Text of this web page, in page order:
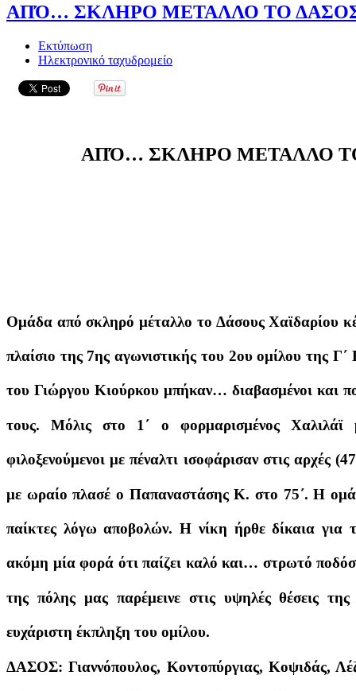
ΑΠΌ… ΣΚΛΗΡΟ ΜΕΤΑΛΛΟ ΤΟ ΔΑΣΟΣ
Εκτύπωση
Ηλεκτρονικό ταχυδρομείο
ΑΠΌ… ΣΚΛΗΡΟ ΜΕΤΑΛΛΟ
Ομάδα από σκληρό μέταλλο το Δάσους Χαϊδαρίου
πλαίσιο της 7ης αγωνιστικής του 2ου ομίλου της
του Γιώργου Κιούρκου μπήκαν… διαβασμένοι και
τους. Μόλις στο 1΄ ο φορμαρισμένος
φιλοξενούμενοι με πέναλτι ισοφάρισαν στις αρχές
με ωραίο πλασέ ο Παπαναστάσης Κ. στο 75΄. Η
παίκτες λόγω αποβολών. Η νίκη ήρθε δίκαια για
ακόμη μία φορά ότι παίζει καλό και… στρωτό
της πόλης μας παρέμεινε στις υψηλές θέσεις
ευχάριστη έκπληξη του ομίλου.
ΔΑΣΟΣ: Γιαννόπουλος, Κοντοπύργιας, Κοψιδάς,